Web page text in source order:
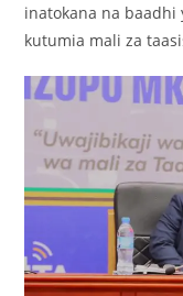
inatokana na
kutumia mali za